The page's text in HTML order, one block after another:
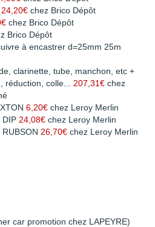
24,20€ chez Brico Dépôt
chez Brico Dépôt
Brico Dépôt
à encastrer d=25mm 25m
clarinette, tube, manchon, etc +
réduction, colle... 207,31€ chez
6,20€ chez Leroy Merlin
DIP 24,08€ chez Leroy Merlin
26,70€ chez Leroy Merlin
car promotion chez LAPEYRE)